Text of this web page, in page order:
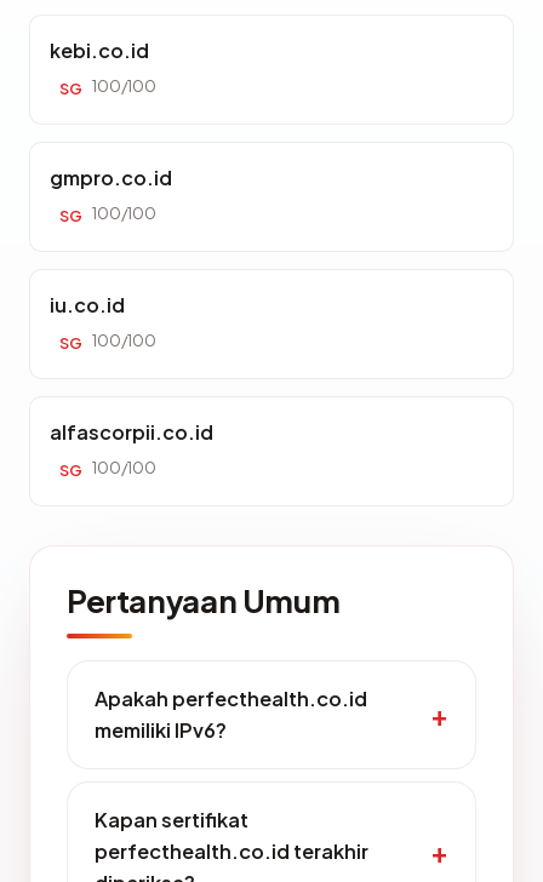
kebi.co.id
SG 100/100
gmpro.co.id
SG 100/100
iu.co.id
SG 100/100
alfascorpii.co.id
SG 100/100
Pertanyaan Umum
Apakah perfecthealth.co.id
memiliki IPv6?
Kapan sertifikat
perfecthealth.co.id terakhir